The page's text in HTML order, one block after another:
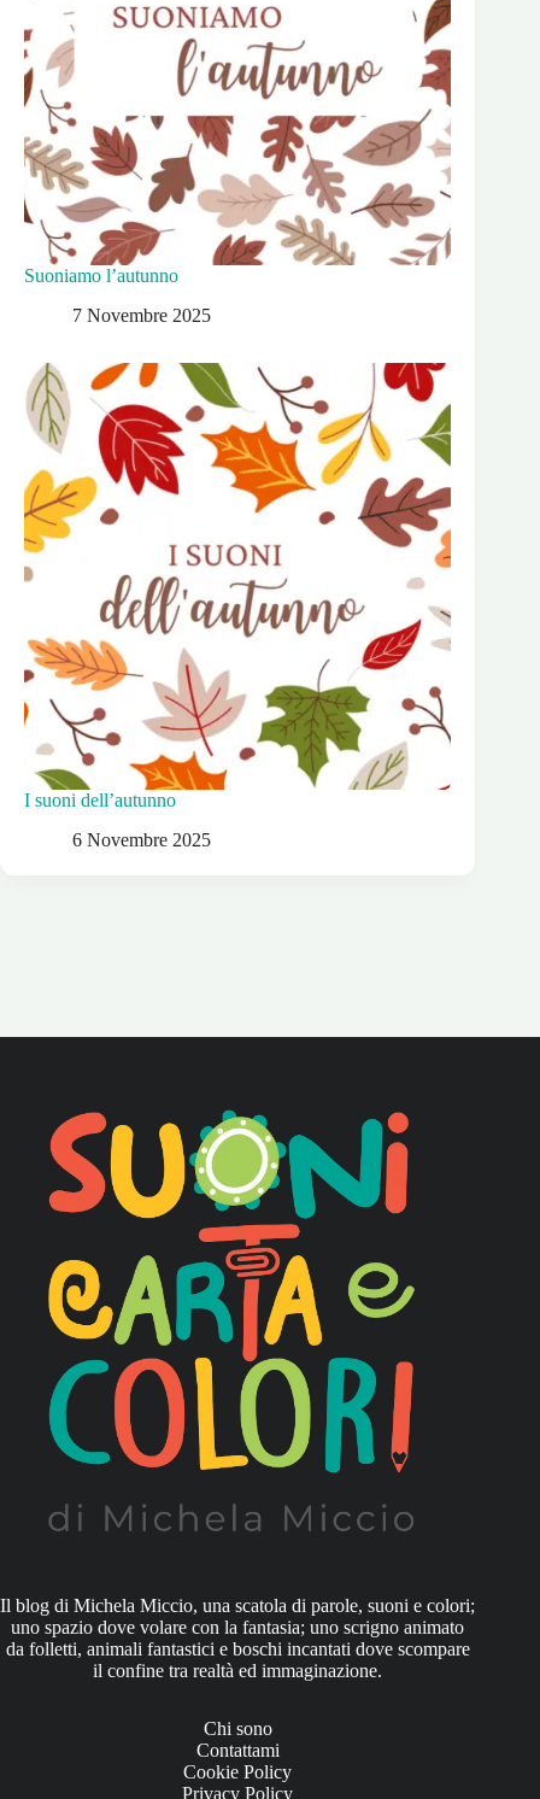
Suoniamo l’autunno
7 Novembre 2025
I suoni dell’autunno
6 Novembre 2025
Il blog di Michela Miccio, una scatola di parole, suoni e colori;
uno spazio dove volare con la fantasia; uno scrigno animato
da folletti, animali fantastici e boschi incantati dove scompare
il confine tra realtà ed immaginazione.
Chi sono
Contattami
Cookie Policy
Privacy Policy